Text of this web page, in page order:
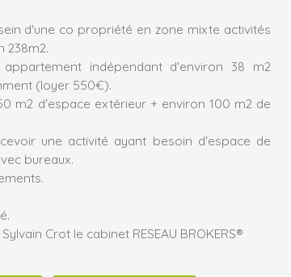
d'une co propriété en zone mixte activités
238m2.
indépendant d'environ 38 m2
(loyer 550€).
m2 d'espace extérieur + environ 100 m2 de
une activité ayant besoin d'espace de
bureaux.
Crot le cabinet RESEAU BROKERS®